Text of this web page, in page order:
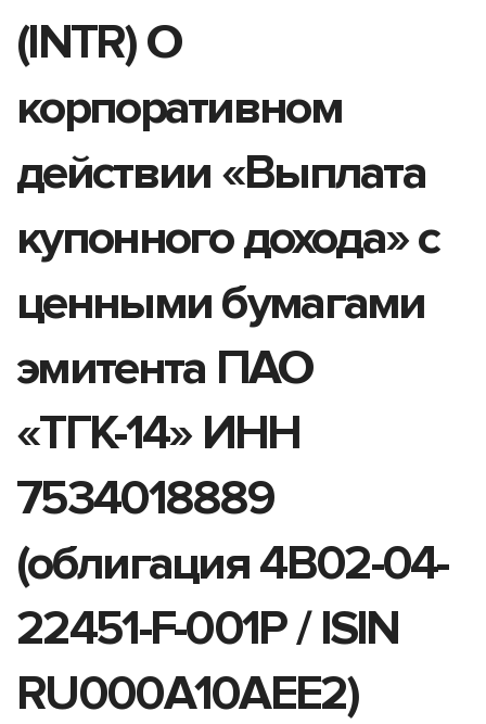
(INTR) О
корпоративном
действии «Выплата
купонного дохода» с
ценными бумагами
эмитента ПАО
«ТГК-14» ИНН
7534018889
(облигация 4B02-04-
22451-F-001P / ISIN
RU000A10AEE2)